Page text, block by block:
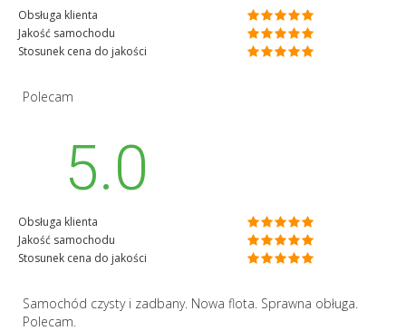
Obsługa klienta
Jakość samochodu
Stosunek cena do jakości
Polecam
5.0
Obsługa klienta
Jakość samochodu
Stosunek cena do jakości
Samochód czysty i zadbany. Nowa flota. Sprawna obługa.
Polecam.